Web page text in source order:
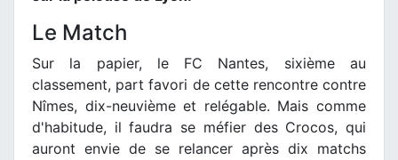
Le Match
Sur la papier, le FC Nantes, sixième au
classement, part favori de cette rencontre contre
Nîmes, dix-neuvième et relégable. Mais comme
d'habitude, il faudra se méfier des Crocos, qui
auront envie de se relancer après dix matchs